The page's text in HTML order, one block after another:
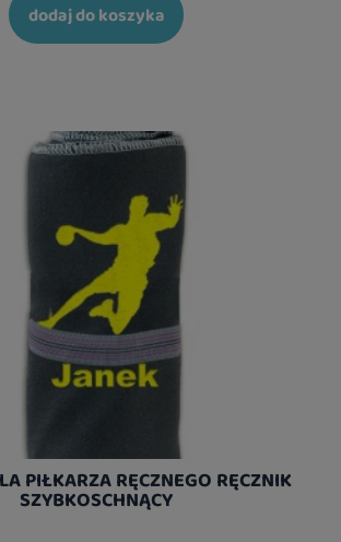
dodaj do koszyka
PIŁKARZA RĘCZNEGO RĘCZNIK
SZYBKOSCHNĄCY